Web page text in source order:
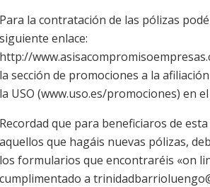
Para la contratación de las pólizas
siguiente enlace:
http://
la sección de promociones a la
la USO (www.uso.es/promociones) en
Recordad que para beneficiaros de
aquellos que hagáis nuevas pólizas,
los formularios que encontraréis «on
cumplimentado a